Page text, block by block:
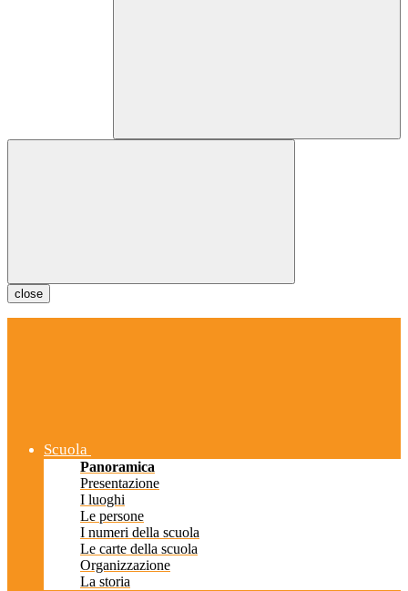
close
Scuola
Panoramica
Presentazione
I luoghi
Le persone
I numeri della scuola
Le carte della scuola
Organizzazione
La storia